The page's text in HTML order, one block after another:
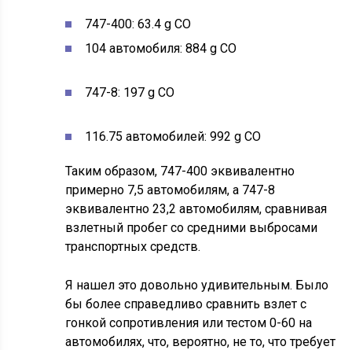
747-400: 63.4 g CO
104 автомобиля: 884 g CO
747-8: 197 g CO
116.75 автомобилей: 992 g CO
Таким образом, 747-400 эквивалентно
примерно 7,5 автомобилям, а 747-8
эквивалентно 23,2 автомобилям, сравнивая
взлетный пробег со средними выбросами
транспортных средств.
Я нашел это довольно удивительным. Было
бы более справедливо сравнить взлет с
гонкой сопротивления или тестом 0-60 на
автомобилях, что, вероятно, не то, что требует